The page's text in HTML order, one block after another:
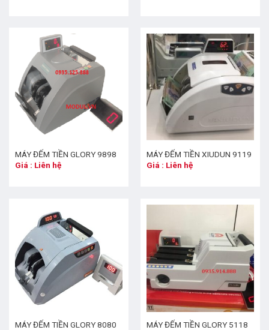
MÁY ĐẾM TIỀN GLORY 9898
Giá : Liên hệ
MÁY ĐẾM TIỀN XIUDUN 9119
Giá : Liên hệ
MÁY ĐẾM TIỀN GLORY 8080
MÁY ĐẾM TIỀN GLORY 5118